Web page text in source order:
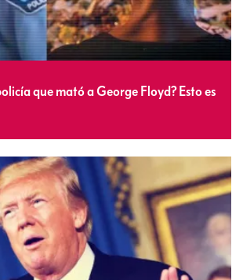
que mató a George Floyd? Esto es